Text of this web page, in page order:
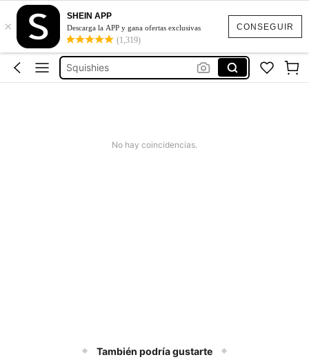
CONSEGUIR
×
SHEIN APP
Descarga la APP y gana ofertas exclusivas
(1,319)
Jeans Mujer
Squishies
No hay coincidencias.
También podría gustarte